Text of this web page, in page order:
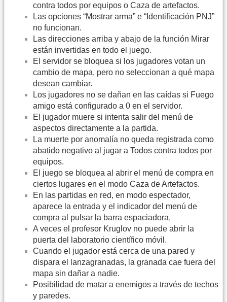
contra todos por equipos o Caza de artefactos.
Las opciones “Mostrar arma” e “Identificación PNJ”
no funcionan.
Las direcciones arriba y abajo de la función Mirar
están invertidas en todo el juego.
El servidor se bloquea si los jugadores votan un
cambio de mapa, pero no seleccionan a qué mapa
desean cambiar.
Los jugadores no se dañan en las caídas si Fuego
amigo está configurado a 0 en el servidor.
El jugador muere si intenta salir del menú de
aspectos directamente a la partida.
La muerte por anomalía no queda registrada como
abatido negativo al jugar a Todos contra todos por
equipos.
El juego se bloquea al abrir el menú de compra en
ciertos lugares en el modo Caza de Artefactos.
En las partidas en red, en modo espectador,
aparece la entrada y el indicador del menú de
compra al pulsar la barra espaciadora.
A veces el profesor Kruglov no puede abrir la
puerta del laboratorio científico móvil.
Cuando el jugador está cerca de una pared y
dispara el lanzagranadas, la granada cae fuera del
mapa sin dañar a nadie.
Posibilidad de matar a enemigos a través de techos
y paredes.